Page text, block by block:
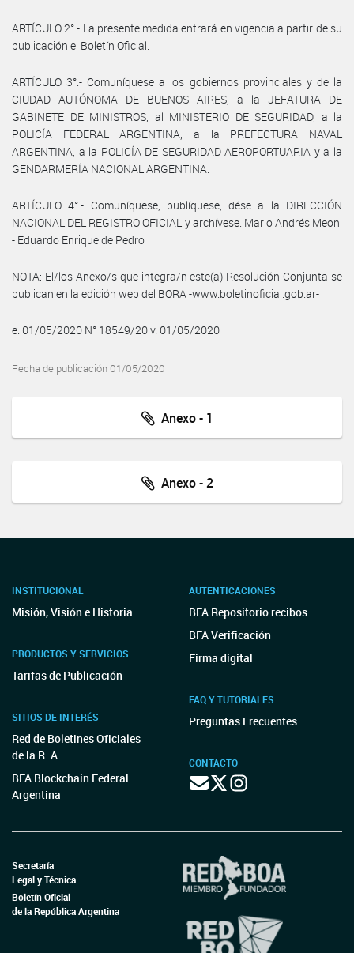
ARTÍCULO 2°.- La presente medida entrará en vigencia a partir de su
publicación el Boletín Oficial.
ARTÍCULO 3°.- Comuníquese a los gobiernos provinciales y de la
CIUDAD AUTÓNOMA DE BUENOS AIRES, a la JEFATURA DE
GABINETE DE MINISTROS, al MINISTERIO DE SEGURIDAD, a la
POLICÍA FEDERAL ARGENTINA, a la PREFECTURA NAVAL
ARGENTINA, a la POLICÍA DE SEGURIDAD AEROPORTUARIA y a la
GENDARMERÍA NACIONAL ARGENTINA.
ARTÍCULO 4°.- Comuníquese, publíquese, dése a la DIRECCIÓN
NACIONAL DEL REGISTRO OFICIAL y archívese. Mario Andrés Meoni
- Eduardo Enrique de Pedro
NOTA: El/los Anexo/s que integra/n este(a) Resolución Conjunta se
publican en la edición web del BORA -www.boletinoficial.gob.ar-
e. 01/05/2020 N° 18549/20 v. 01/05/2020
Fecha de publicación 01/05/2020
Anexo - 1
Anexo - 2
INSTITUCIONAL
Misión, Visión e Historia
PRODUCTOS Y SERVICIOS
Tarifas de Publicación
SITIOS DE INTERÉS
Red de Boletines Oficiales
de la R. A.
BFA Blockchain Federal
Argentina
AUTENTICACIONES
BFA Repositorio recibos
BFA Verificación
Firma digital
FAQ Y TUTORIALES
Preguntas Frecuentes
CONTACTO
Secretaría
Legal y Técnica
Boletín Oficial
de la República Argentina